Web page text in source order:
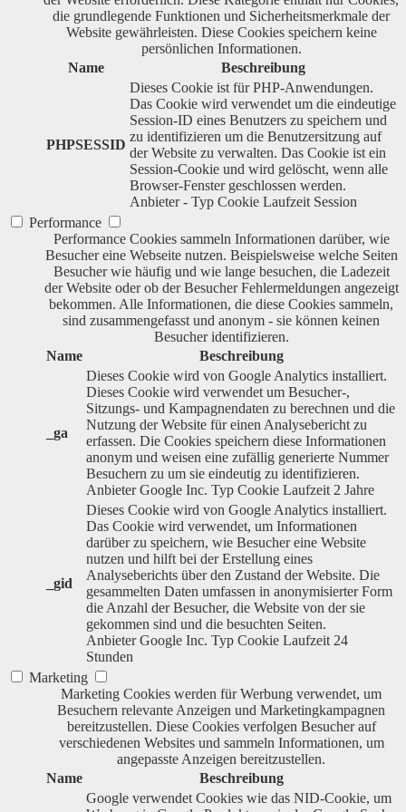
die grundlegende Funktionen und Sicherheitsmerkmale der
Website gewährleisten. Diese Cookies speichern keine
persönlichen Informationen.
Name
Beschreibung
PHPSESSID
Dieses Cookie ist für PHP-Anwendungen.
Das Cookie wird verwendet um die eindeutige
Session-ID eines Benutzers zu speichern und
zu identifizieren um die Benutzersitzung auf
der Website zu verwalten. Das Cookie ist ein
Session-Cookie und wird gelöscht, wenn alle
Browser-Fenster geschlossen werden.
Anbieter - Typ Cookie Laufzeit Session
Performance
Performance Cookies sammeln Informationen darüber, wie
Besucher eine Webseite nutzen. Beispielsweise welche Seiten
Besucher wie häufig und wie lange besuchen, die Ladezeit
der Website oder ob der Besucher Fehlermeldungen angezeigt
bekommen. Alle Informationen, die diese Cookies sammeln,
sind zusammengefasst und anonym - sie können keinen
Besucher identifizieren.
Name
Beschreibung
_ga
Dieses Cookie wird von Google Analytics installiert.
Dieses Cookie wird verwendet um Besucher-,
Sitzungs- und Kampagnendaten zu berechnen und die
Nutzung der Website für einen Analysebericht zu
erfassen. Die Cookies speichern diese Informationen
anonym und weisen eine zufällig generierte Nummer
Besuchern zu um sie eindeutig zu identifizieren.
Anbieter Google Inc. Typ Cookie Laufzeit 2 Jahre
_gid
Dieses Cookie wird von Google Analytics installiert.
Das Cookie wird verwendet, um Informationen
darüber zu speichern, wie Besucher eine Website
nutzen und hilft bei der Erstellung eines
Analyseberichts über den Zustand der Website. Die
gesammelten Daten umfassen in anonymisierter Form
die Anzahl der Besucher, die Website von der sie
gekommen sind und die besuchten Seiten.
Anbieter Google Inc. Typ Cookie Laufzeit 24
Stunden
Marketing
Marketing Cookies werden für Werbung verwendet, um
Besuchern relevante Anzeigen und Marketingkampagnen
bereitzustellen. Diese Cookies verfolgen Besucher auf
verschiedenen Websites und sammeln Informationen, um
angepasste Anzeigen bereitzustellen.
Name
Beschreibung
Google verwendet Cookies wie das NID-Cookie, um